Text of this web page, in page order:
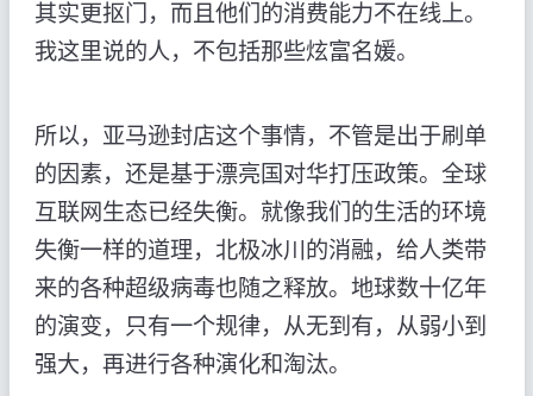
其实更抠门，而且他们的消费能力不在线上。
我这里说的人，不包括那些炫富名媛。
所以，亚马逊封店这个事情，不管是出于刷单
的因素，还是基于漂亮国对华打压政策。全球
互联网生态已经失衡。就像我们的生活的环境
失衡一样的道理，北极冰川的消融，给人类带
来的各种超级病毒也随之释放。地球数十亿年
的演变，只有一个规律，从无到有，从弱小到
强大，再进行各种演化和淘汰。